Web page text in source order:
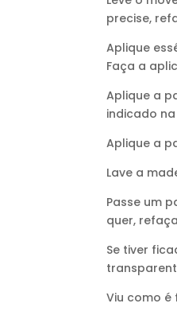
precise,
Aplique
Faça a
Aplique a
indicado
Aplique a
Lave a
Passe um
quer,
Se tiver
Viu como é